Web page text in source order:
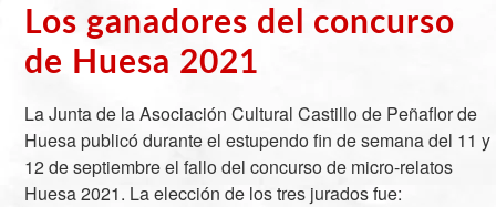
Los ganadores del concurso
de Huesa 2021
La Junta de la Asociación Cultural Castillo de Peñaflor de
Huesa publicó durante el estupendo fin de semana del 11 y
12 de septiembre el fallo del concurso de micro-relatos
Huesa 2021. La elección de los tres jurados fue: